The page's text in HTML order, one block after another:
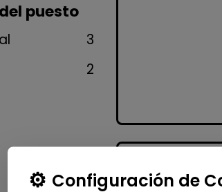
puesto
3
2
Configuración de